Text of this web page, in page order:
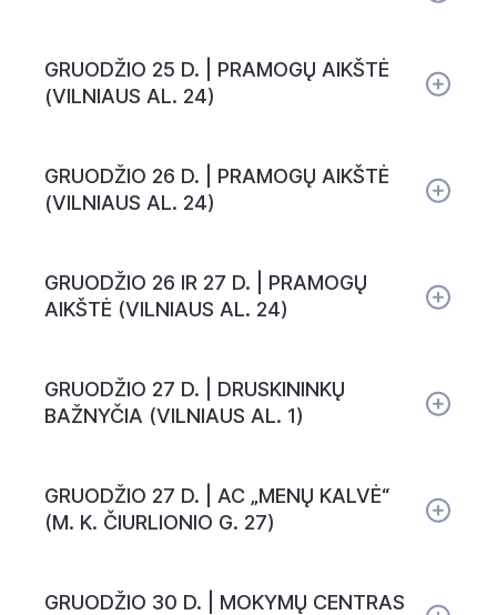
GRUODŽIO 25 D. | PRAMOGŲ AIKŠTĖ
(VILNIAUS AL. 24)
GRUODŽIO 26 D. | PRAMOGŲ AIKŠTĖ
(VILNIAUS AL. 24)
GRUODŽIO 26 IR 27 D. | PRAMOGŲ
AIKŠTĖ (VILNIAUS AL. 24)
GRUODŽIO 27 D. | DRUSKININKŲ
BAŽNYČIA (VILNIAUS AL. 1)
GRUODŽIO 27 D. | AC „MENŲ KALVĖ“
(M. K. ČIURLIONIO G. 27)
GRUODŽIO 30 D. | MOKYMŲ CENTRAS